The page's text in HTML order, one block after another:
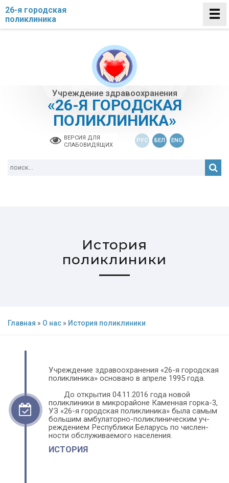
Учреждение здравоохранения
«26-Я ГОРОДСКАЯ
ПОЛИКЛИНИКА»
ВЕРСИЯ ДЛЯ
СЛАБОВИДЯЩИХ
РУС БЕЛ ENG
26-я городская
поликлиника
История
поликлиники
Главная » О нас » История поликлиники
Учреждение здравоохранения «26-я городская
поликлиника» основано в апреле 1995 года.
До открытия 04.11.2016 года новой
поликлиники в микрорайоне Каменная горка-3,
УЗ «26-я городская поли­кли­ника» была самым
большим амбу­ла­тор­но-поликлиническим уч­
реж­де­нием Рес­пуб­лики Беларусь по чи­слен­
ности обслуживаемого насе­ления.
ИСТОРИЯ